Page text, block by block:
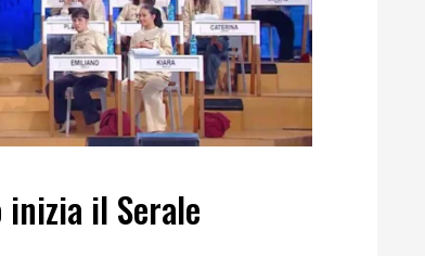
il Serale